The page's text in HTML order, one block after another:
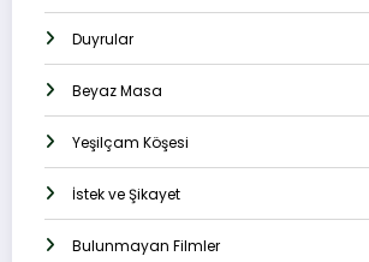
Duyrular
Beyaz Masa
Yeşilçam Köşesi
İstek ve Şikayet
Bulunmayan Filmler